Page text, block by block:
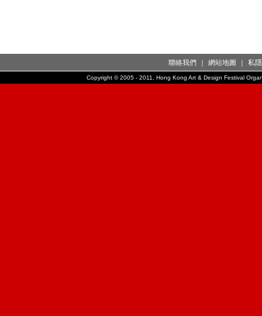
聯絡我們 網站地圖 私
Copyright © 2005 - 2011, Hong Kong Art & Design Festival